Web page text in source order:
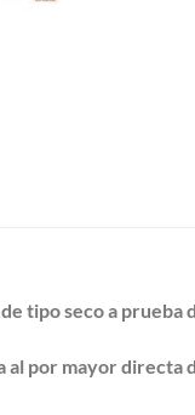
tipo seco a
al por mayor directa